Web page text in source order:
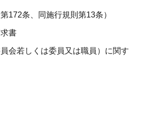
172条、同施行規則第13条）
書
会若しくは委員又は職員）に関す